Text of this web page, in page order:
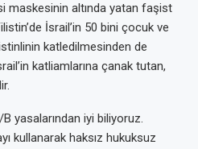
maskesinin altında yatan faşist
İsrail’in 50 bini çocuk ve
katledilmesinden de
katliamlarına çanak tutan,
yasalarından iyi biliyoruz.
kullanarak haksız hukuksuz